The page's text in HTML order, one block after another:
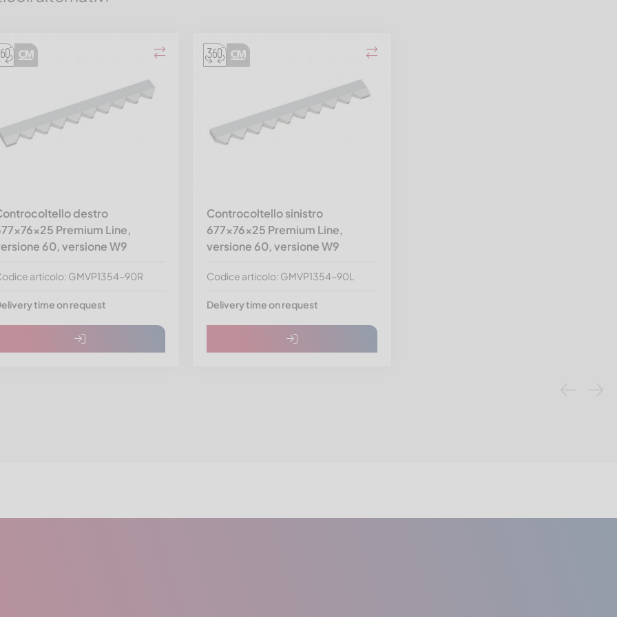
destro
Premium Line,
60, versione W9
articolo: GMVP1354-90R
time on request
Controcoltello sinistro
677x76x25 Premium Line,
versione 60, versione W9
Codice articolo: GMVP1354-90L
Delivery time on request